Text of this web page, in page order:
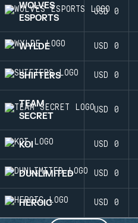
WOLVES
ESPORTS
USD 0
WYLDE USD 0
SHIFTERS USD 0
TEAM
SECRET
USD 0
KOI USD 0
DUNLIMITED USD 0
HEROIC USD 0